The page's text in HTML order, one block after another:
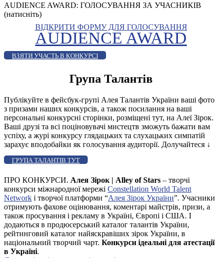
AUDIENCE AWARD: ГОЛОСУВАННЯ ЗА УЧАСНИКІВ
(натисніть)
ВІДКРИТИ ФОРМУ ДЛЯ ГОЛОСУВАННЯ
AUDIENCE AWARD
ВЗЯТИ УЧАСТЬ В КОНКУРСІ
Група Талантів
Публікуйте в фейсбук-групі Алея Талантів України ваші фото
з призами наших конкурсів, а також посилання на ваші
персональні конкурсні сторінки, розміщені тут, на Алеї Зірок.
Ваші друзі та всі поціновувачі мистецтв зможуть бажати вам
успіху, а журі конкурсу глядацьких та слухацьких симпатій
зарахує вподобайки як голосування аудиторії. Долучайтеся ↓
ГРУПА ТАЛАНТІВ ТУТ
ПРО КОНКУРСИ. Алея Зірок | Alley of Stars – творчі
конкурси міжнародної мережі Constellation World Talent
Network і творчої платформи “Алея Зірок України”. Учасники
отримують фахове оцінювання, коментарі майстрів, призи, а
також просування і рекламу в Україні, Європі і США. І
додаються в продюсерський каталог талантів України,
рейтинговий каталог найяскравіших зірок України, в
національний творчий чарт. Конкурси ідеальні для атестації
в Україні.